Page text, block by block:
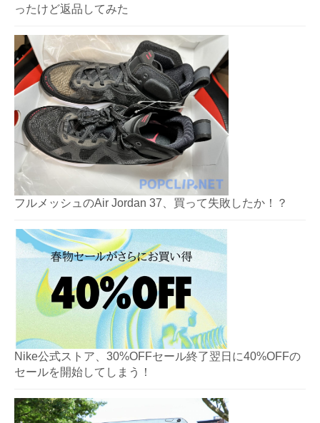
ったけど返品してみた
フルメッシュのAir Jordan 37、買って失敗したか！？
Nike公式ストア、30%OFFセール終了翌日に40%OFFの
セールを開始してしまう！